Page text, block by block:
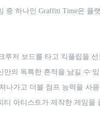
중 하나인 Graffiti Time은 플
루저 보드를 타고 킥플립을
만의 독특한 흔적을 남길 수
나가고 더블 점프 능력을 사
티 아티스트가 제작한 게임을